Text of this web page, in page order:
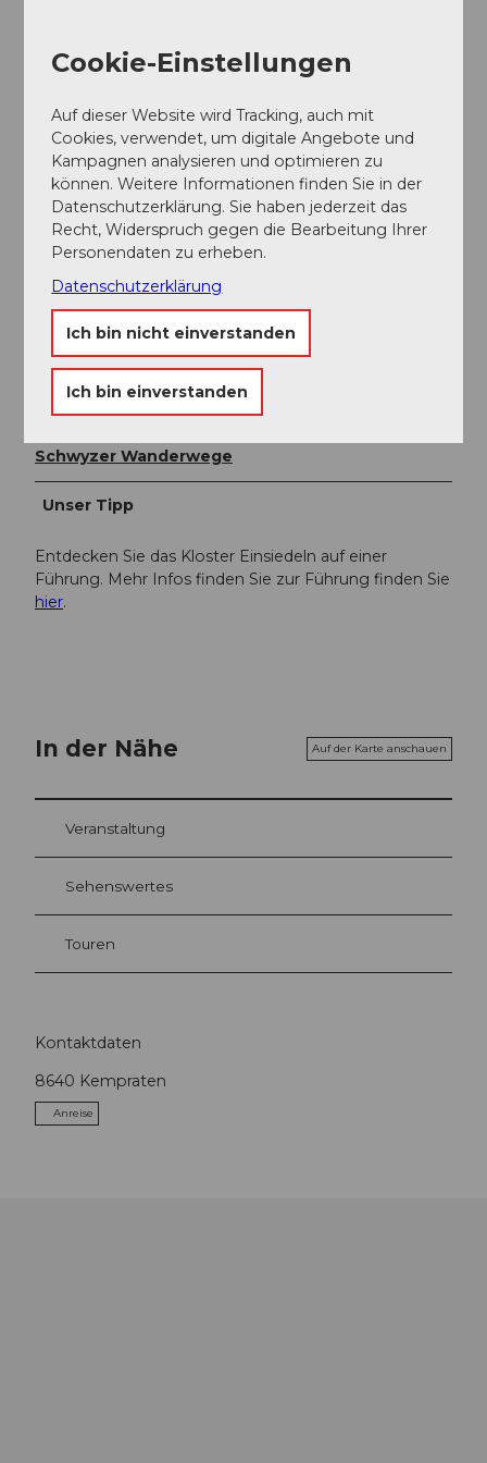
Pfäffikon (SZ) nach Rapperswil Bahnhof.
Weitere Infos / Links
Kloster Einsiedeln
Einsiedeln-Ybrig-Zürichsee Tourismus
Autor:in
Schweiz Mobil
Organisation
Schwyzer Wanderwege
Unser Tipp
Entdecken Sie das Kloster Einsiedeln auf einer
Führung. Mehr Infos finden Sie zur Führung finden Sie
hier.
In der Nähe Auf der Karte anschauen
Veranstaltung
Sehenswertes
Touren
Kontaktdaten
8640 Kempraten
Anreise
Cookie-Einstellungen
Auf dieser Website wird Tracking, auch mit
Cookies, verwendet, um digitale Angebote und
Kampagnen analysieren und optimieren zu
können. Weitere Informationen finden Sie in der
Datenschutzerklärung. Sie haben jederzeit das
Recht, Widerspruch gegen die Bearbeitung Ihrer
Personendaten zu erheben.
Datenschutzerklärung
Ich bin nicht einverstanden
Ich bin einverstanden